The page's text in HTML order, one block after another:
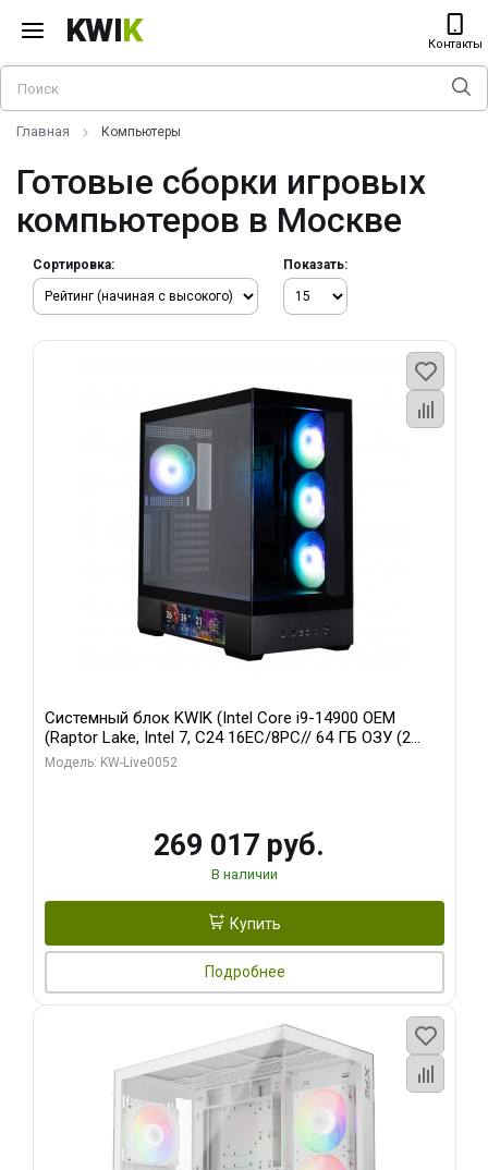
KWIK Контакты
Главная Компьютеры
Готовые сборки игровых
компьютеров в Москве
Сортировка: Показать:
Системный блок KWIK (Intel Core i9-14900 OEM
(Raptor Lake, Intel 7, C24 16EC/8PC// 64 ГБ ОЗУ (2
модуля)/ Palit RTX5080 GAMINGPRO OC 16GB GDDR7
Модель: KW-Live0052
269 017 руб.
В наличии
Купить
Подробнее